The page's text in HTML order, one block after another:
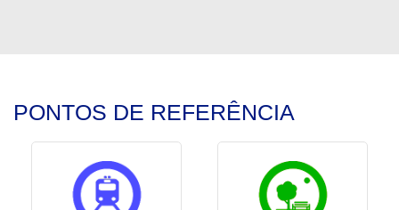
PONTOS DE REFERÊNCIA